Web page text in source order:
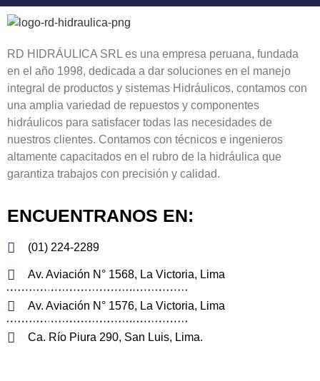
RD HIDRÁULICA SRL es una empresa peruana, fundada
en el año 1998, dedicada a dar soluciones en el manejo
integral de productos y sistemas Hidráulicos, contamos con
una amplia variedad de repuestos y componentes
hidráulicos para satisfacer todas las necesidades de
nuestros clientes. Contamos con técnicos e ingenieros
altamente capacitados en el rubro de la hidráulica que
garantiza trabajos con precisión y calidad.
ENCUENTRANOS EN:
(01) 224-2289
Av. Aviación N° 1568, La Victoria, Lima
Av. Aviación N° 1576, La Victoria, Lima
Ca. Río Piura 290, San Luis, Lima.